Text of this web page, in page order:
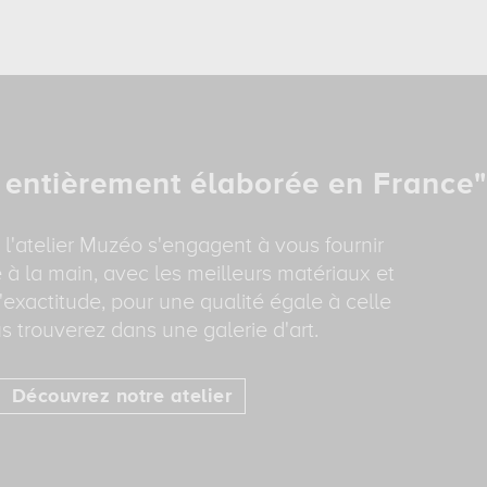
élaborée en France"
l'atelier Muzéo s'engagent à vous fournir
à la main, avec les meilleurs matériaux et
pour une qualité égale à celle
trouverez dans une galerie d'art.
Découvrez notre atelier